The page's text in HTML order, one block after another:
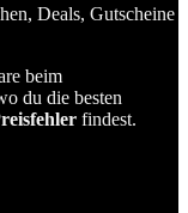
Deals, Gutscheine
beim
du die besten
findest.